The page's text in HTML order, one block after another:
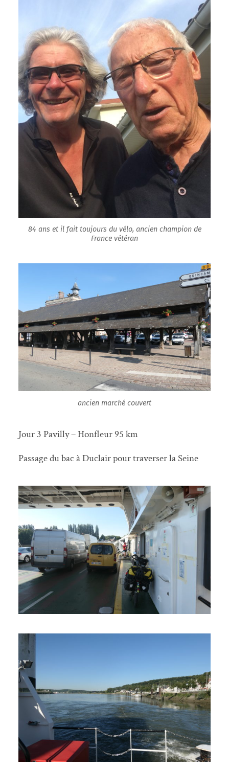
84 ans et il fait toujours du vélo, ancien champion de
France vétéran
ancien marché couvert
Jour 3 Pavilly – Honfleur 95 km
Passage du bac à Duclair pour traverser la Seine